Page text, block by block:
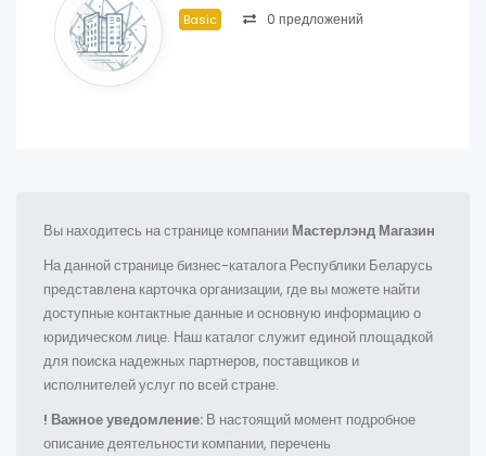
Basic 0 предложений
Вы находитесь на странице компании Мастерлэнд Магазин
На данной странице бизнес-каталога Республики Беларусь
представлена карточка организации, где вы можете найти
доступные контактные данные и основную информацию о
юридическом лице. Наш каталог служит единой площадкой
для поиска надежных партнеров, поставщиков и
исполнителей услуг по всей стране.
! Важное уведомление: В настоящий момент подробное
описание деятельности компании, перечень